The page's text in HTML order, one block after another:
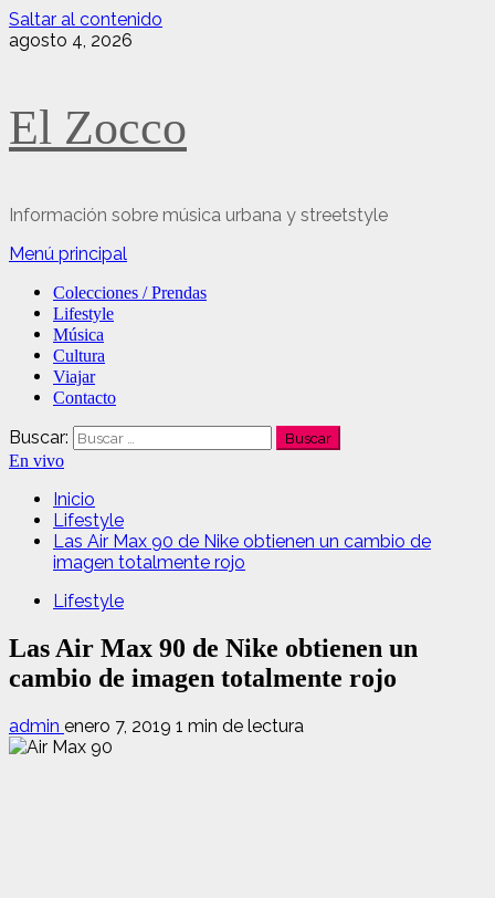
Saltar al contenido
agosto 4, 2026
El Zocco
Información sobre música urbana y streetstyle
Menú principal
Colecciones / Prendas
Lifestyle
Música
Cultura
Viajar
Contacto
Buscar:
En vivo
Inicio
Lifestyle
Las Air Max 90 de Nike obtienen un cambio de
imagen totalmente rojo
Lifestyle
Las Air Max 90 de Nike obtienen un
cambio de imagen totalmente rojo
admin enero 7, 2019 1 min de lectura